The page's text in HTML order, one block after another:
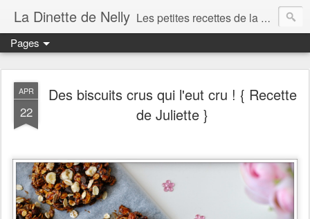
La Dinette de Nelly Les petites recettes de la dinette de Nelly. Des recettes simples, généreuses et gourmandes pour tous les jours c'est tout ça la dinette !
Pages
APR
22
Des biscuits crus qui l'eut cru ! { Recette
de Juliette }